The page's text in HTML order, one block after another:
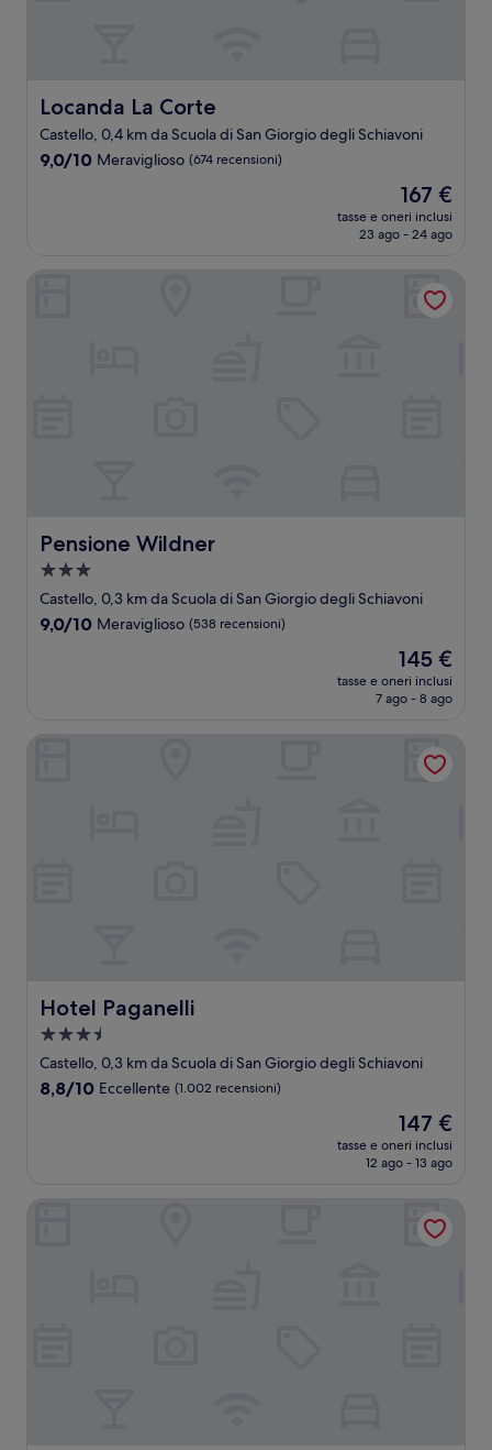
Locanda La Corte
Locanda La Corte
Castello, 0,4 km da Scuola di San Giorgio degli Schiavoni
9.0
9,0/10 Meraviglioso (674 recensioni)
Il
prezzo
attuale
167 €
167 €
tasse e oneri inclusi
23 ago - 24 ago
Pensione Wildner
Pensione Wildner
Struttura
a
3.0
Castello, 0,3 km da Scuola di San Giorgio degli Schiavoni
9.0
9,0/10 Meraviglioso (538 recensioni)
Il
prezzo
attuale
145 €
145 €
tasse e oneri inclusi
7 ago - 8 ago
Hotel Paganelli
Hotel Paganelli
Struttura
a
3.5
Castello, 0,3 km da Scuola di San Giorgio degli Schiavoni
8.8
8,8/10 Eccellente (1.002 recensioni)
Il
prezzo
attuale
147 €
147 €
tasse e oneri inclusi
12 ago - 13 ago